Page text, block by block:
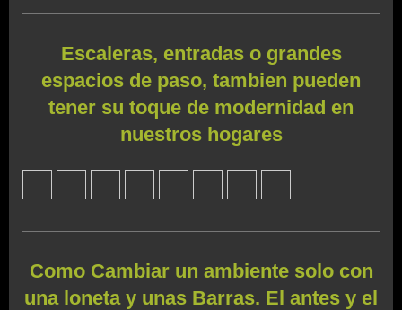
Escaleras, entradas o grandes
espacios de paso, tambien pueden
tener su toque de modernidad en
nuestros hogares
Como Cambiar un ambiente solo con
una loneta y unas Barras. El antes y el